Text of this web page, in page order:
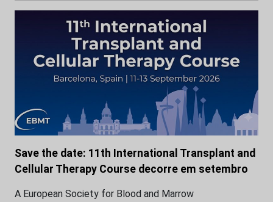
Save the date: 11th International Transplant and
Cellular Therapy Course decorre em setembro
A European Society for Blood and Marrow